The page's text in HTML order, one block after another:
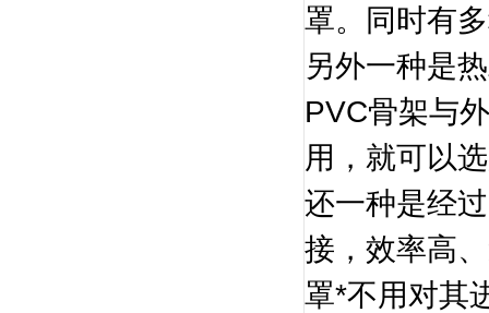
罩。同时有
另外一种是
PVC骨架与
用，就可以
还一种是经
接，效率高
罩*不用对其